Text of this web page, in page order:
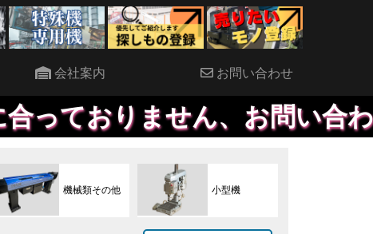
会社案内 お問い合わせ
せん、お問い合わせいた
機械類その他 小型機